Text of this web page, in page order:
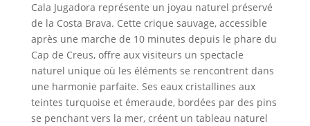
Cala Jugadora représente un joyau naturel préservé
de la Costa Brava. Cette crique sauvage, accessible
après une marche de 10 minutes depuis le phare du
Cap de Creus, offre aux visiteurs un spectacle
naturel unique où les éléments se rencontrent dans
une harmonie parfaite. Ses eaux cristallines aux
teintes turquoise et émeraude, bordées par des pins
se penchant vers la mer, créent un tableau naturel